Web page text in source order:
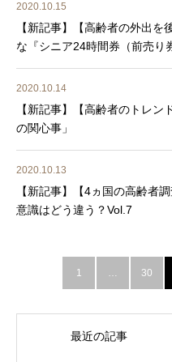
2020.10.15
【新記事】【高齢者の外出
な『シニア24時間券（前売り
2020.10.14
【新記事】【高齢者のトレ
の関心事」
2020.10.13
【新記事】【4ヵ国の高齢者
意識はどう違う？Vol.7
1 … 30
最近の記事